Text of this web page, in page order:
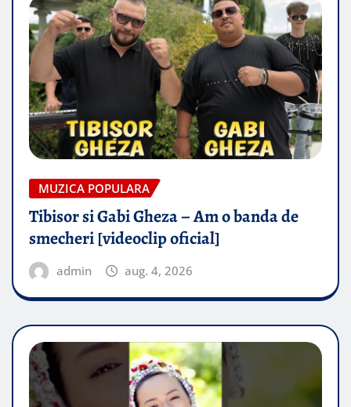
MUZICA POPULARA
Tibisor si Gabi Gheza – Am o banda de
smecheri [videoclip oficial]
admin aug. 4, 2026